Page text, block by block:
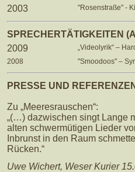
2003 "Rosenstraße" -
SPRECHERTÄTIGKEITEN
2009
„Videolyrik“ –
2008
"Smoodoos" –
PRESSE UND
Zu „Meeresrauschen“:
„(…) dazwischen singt Lange
alten schwermütigen Lieder
Inbrunst in den Raum
Rücken.“
Uwe Wichert, Weser Kurier